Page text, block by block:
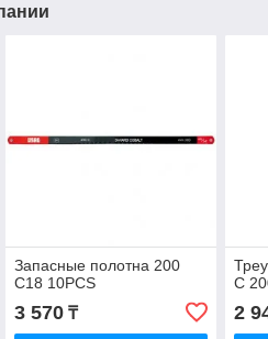
Запасные полотна 200
С18 10PCS
3 570₸
С
2